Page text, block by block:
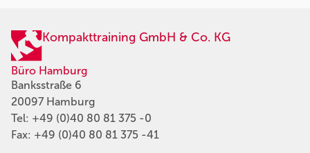
Kompakttraining GmbH & Co. KG
Büro Hamburg
Banksstraße 6
20097 Hamburg
Tel: +49 (0)40 80 81 375 -0
Fax: +49 (0)40 80 81 375 -41